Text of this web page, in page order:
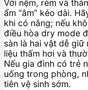
Với nệm, rèm và
ẩm “âm” kéo dài.
khi có nắng; nếu
điều hòa dry mode
sàn là hai vật dễ
liệu thấm hơi và
Nếu gia đình có trẻ
uống trong phòng,
tiên vệ sinh sớm.